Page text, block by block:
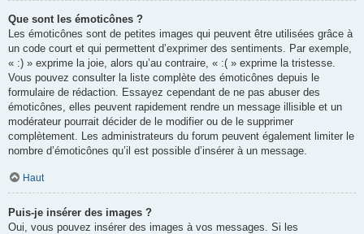
Que sont les émoticônes ?
Les émoticônes sont de petites images qui peuvent être utilisées grâce à
un code court et qui permettent d’exprimer des sentiments. Par exemple,
« :) » exprime la joie, alors qu’au contraire, « :( » exprime la tristesse.
Vous pouvez consulter la liste complète des émoticônes depuis le
formulaire de rédaction. Essayez cependant de ne pas abuser des
émoticônes, elles peuvent rapidement rendre un message illisible et un
modérateur pourrait décider de le modifier ou de le supprimer
complètement. Les administrateurs du forum peuvent également limiter le
nombre d’émoticônes qu’il est possible d’insérer à un message.
Haut
Puis-je insérer des images ?
Oui, vous pouvez insérer des images à vos messages. Si les